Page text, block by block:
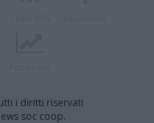
i diritti riservati
soc coop.